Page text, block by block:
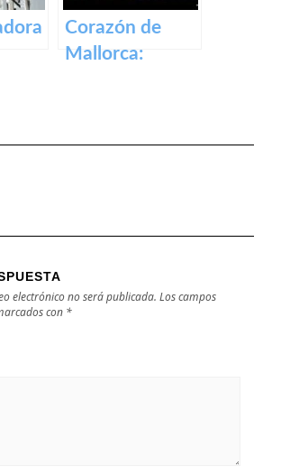
Corazón de
Mallorca:
electrónico no será publicada. Los campos
con *